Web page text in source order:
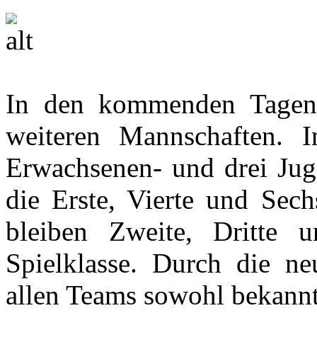
In den kommenden
weiteren Mannschaften.
Erwachsenen- und drei
die Erste, Vierte und
bleiben Zweite, Dritte
Spielklasse. Durch die
allen Teams sowohl